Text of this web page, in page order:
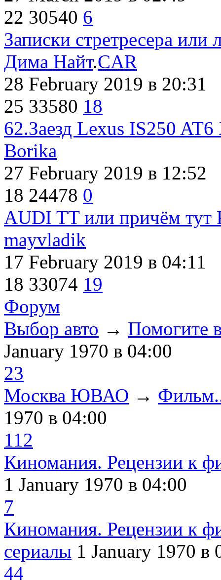
22 30540 6
Записки стретресера или
Дима Найт.CAR
28 February 2019 в 20:31
25 33580 18
62.Заезд Lexus IS250
Borika
27 February 2019 в 12:52
18 24478 0
AUDI TT или причём тут
mayvladik
17 February 2019 в 04:11
18 33074 19
Форум
Выбор авто → Помогите
January 1970 в 04:00
23
Москва ЮВАО →
1970 в 04:00
112
Киномания. Рецензии к
1 January 1970 в 04:00
7
Киномания. Рецензии к
сериалы 1 January 1970 в
44